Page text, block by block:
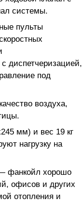
системы.
пульты
диспетчеризацией,
под
воздуха,
мм) и вес 19 кг
нагрузку на
фанкойл хорошо
офисов и других
отопления и